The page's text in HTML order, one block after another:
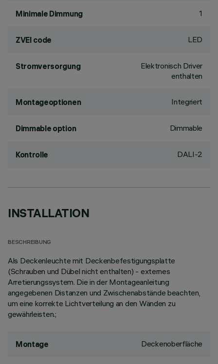
Minimale Dimmung 1
ZVEI code LED
Stromversorgung
Elektronisch Driver
enthalten
Montageoptionen Integriert
Dimmable option Dimmable
Kontrolle DALI-2
INSTALLATION
BESCHREIBUNG
Als Deckenleuchte mit Deckenbefestigungsplatte
(Schrauben und Dübel nicht enthalten) - externes
Arretierungssystem. Die in der Montageanleitung
angegebenen Distanzen und Zwischenabstände beachten,
um eine korrekte Lichtverteilung an den Wänden zu
gewährleisten.;
Montage Deckenoberfläche